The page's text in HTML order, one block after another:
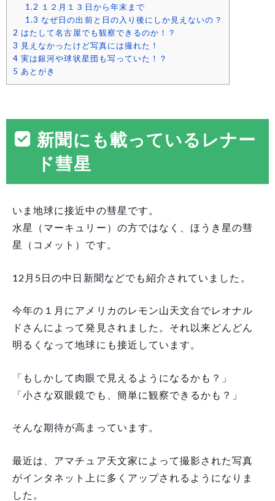
1.2 １２月１３日から年末まで
1.3 なぜ日の出前と日の入り後にしか見えないの？
2 はたして名古屋でも観察できるのか！？
3 見えなかったけど写真には撮れた！
4 実は銀河や球状星団も写っていた！？
5 あとがき
新聞にも載っているレナー
ド彗星
いま地球に接近中の彗星です。
水星（マーキュリー）の方ではなく、ほうき星の彗
星（コメット）です。
12月5日の中日新聞などでも紹介されていました。
今年の１月にアメリカのレモン山天文台でレオナル
ドさんによって発見されました。それ以来どんどん
明るくなって地球にも接近しています。
「もしかして肉眼で見えるようになるかも？」
「小さな双眼鏡でも、簡単に観察できるかも？」
そんな期待が高まっています。
最近は、アマチュア天文家によって撮影された写真
がインタネット上に多くアップされるようになりま
した。